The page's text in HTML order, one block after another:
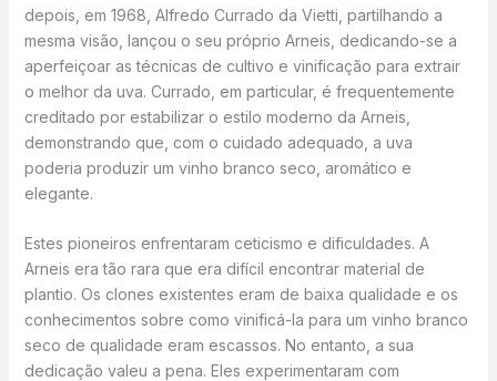
depois, em 1968, Alfredo Currado da Vietti, partilhando a
mesma visão, lançou o seu próprio Arneis, dedicando-se a
aperfeiçoar as técnicas de cultivo e vinificação para extrair
o melhor da uva. Currado, em particular, é frequentemente
creditado por estabilizar o estilo moderno da Arneis,
demonstrando que, com o cuidado adequado, a uva
poderia produzir um vinho branco seco, aromático e
elegante.
Estes pioneiros enfrentaram ceticismo e dificuldades. A
Arneis era tão rara que era difícil encontrar material de
plantio. Os clones existentes eram de baixa qualidade e os
conhecimentos sobre como vinificá-la para um vinho branco
seco de qualidade eram escassos. No entanto, a sua
dedicação valeu a pena. Eles experimentaram com